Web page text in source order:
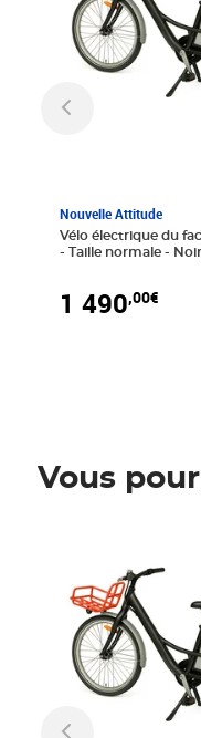
Nouvelle Attitude
Vélo électrique du
- Taille normale -
1 490,00€
Vous